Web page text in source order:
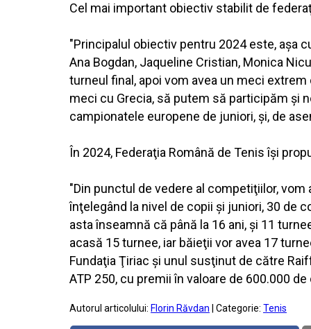
Cel mai important obiectiv stabilit de
"Principalul obiectiv pentru 2024 este, aşa
Ana Bogdan, Jaqueline Cristian, Monica
turneul final, apoi vom avea un meci
meci cu Grecia, să putem să participăm şi
campionatele europene de juniori, şi, de
În 2024, Federaţia Română de Tenis îşi
"Din punctul de vedere al competiţiilor,
înţelegând la nivel de copii şi juniori, 30 de
asta înseamnă că până la 16 ani, şi 11
acasă 15 turnee, iar băieţii vor avea 17
Fundaţia Ţiriac şi unul susţinut de către
ATP 250, cu premii în valoare de 600.000
Autorul articolului: Florin Răvdan | Categorie: Tenis